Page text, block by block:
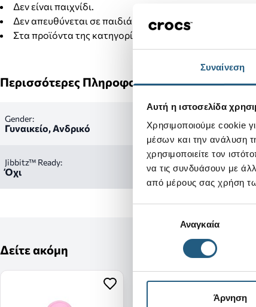
Συναίνεση
Αυτή η ιστοσελίδα
Χρησιμοποιούμε cookie
μέσων και την ανάλυση
χρησιμοποιείτε τον
να τις συνδυάσουν με
από μέρους σας χρήση
συγκατάθεσηςΑναγκαία
Άρνηση
Δεν είναι παιχνίδι.
Δεν απευθύνεται σε παιδιά κάτω των 3 ετών.
Στα προϊόντα της κατηγορίας Jibbitz δεν γίνονται
Περισσότερες Πληροφορίες
Gender:
Γυναικείο, Ανδρικό
Jibbitz™ Ready:
Όχι
Δείτε ακόμη